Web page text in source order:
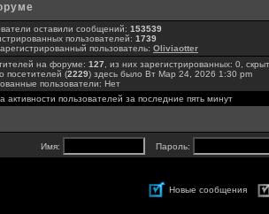
оставили сообщений: 153539
пользователей: 1739
пользователь: Oliviaotter
на форуме: 127 , из них зарегистрированных: 0,
посетителей (2229) здесь было Вт Мар 24, 2026 1:30 pm
пользователи: Нет
пользователей за последние пять минут
Имя: Пароль:
Новые сообщения